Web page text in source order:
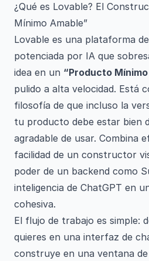
¿Qué es Lovable? El
Mínimo Amable”
Lovable es una plataforma
potenciada por IA que
idea en un “Producto
pulido a alta velocidad. Está
filosofía de que incluso la
tu producto debe estar bien
agradable de usar. Combina
facilidad de un constructor
poder de un backend como
inteligencia de ChatGPT en
cohesiva.
El flujo de trabajo es simple:
quieres en una interfaz de
construye en una ventana